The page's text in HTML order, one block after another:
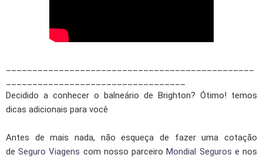
Decidido a conhecer o balneário de Brighton? Ótimo! temos
dicas adicionais para você
Antes de mais nada, não esqueça de fazer uma cotação
deSeguro Viagens com nosso parceiroMondial Seguros e nos